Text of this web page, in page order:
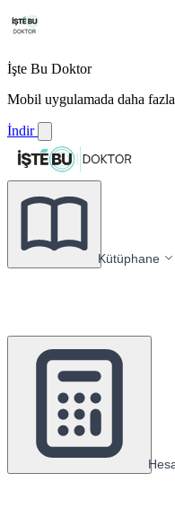
İşte Bu Doktor
Mobil uygulamada daha
İndir
Kütüphane